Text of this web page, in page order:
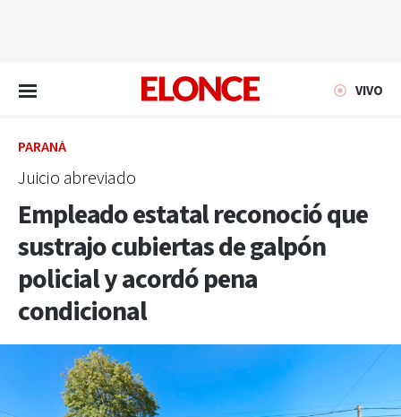
VIVO
PARANÁ
Juicio abreviado
Empleado estatal reconoció que
sustrajo cubiertas de galpón
policial y acordó pena
condicional